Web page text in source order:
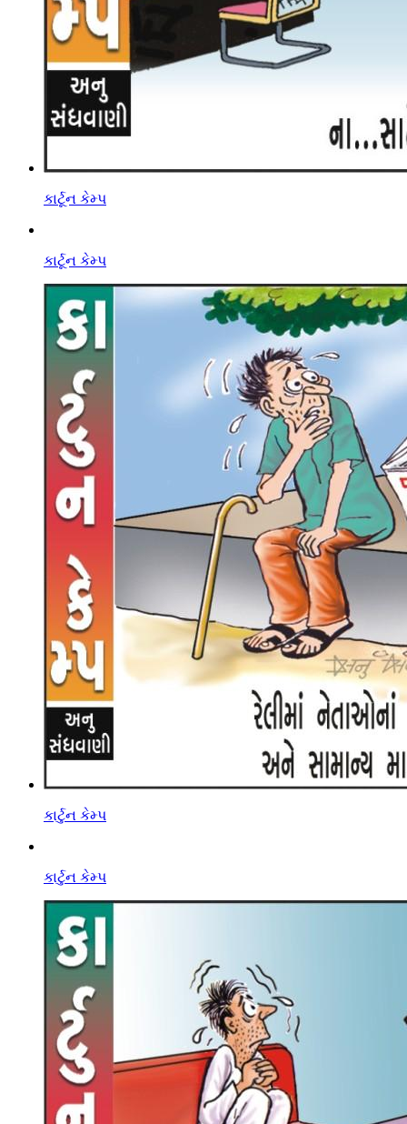
કાર્ટૂન કેમ્પ
કાર્ટૂન કેમ્પ
કાર્ટુન કેમ્પ
કાર્ટુન કેમ્પ